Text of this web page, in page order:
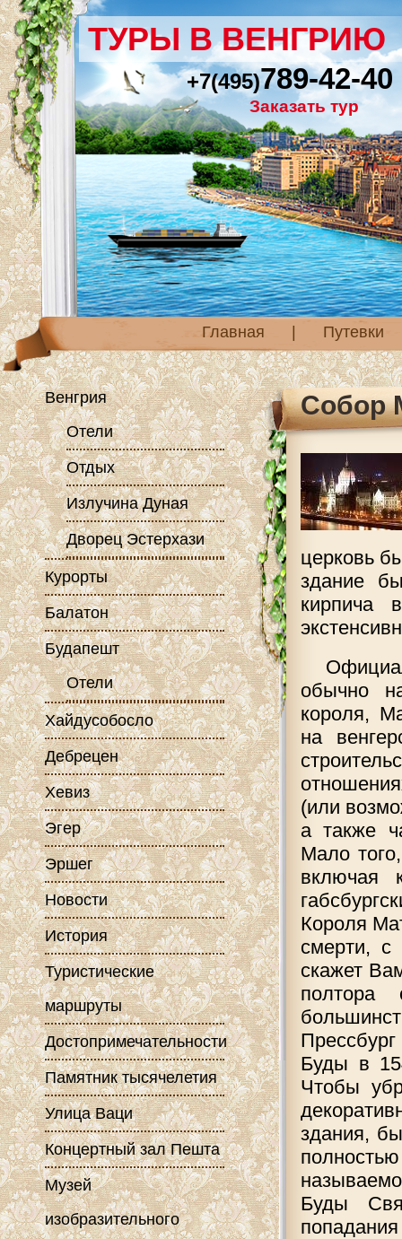
ТУРЫ В ВЕНГРИЮ
+7(495)789-42-40
Заказать тур
Главная Путевки
Cобор
церковь
здание
кирпича
обычно
короля,
на
(или
а также
Мало
включая
Короля
смерти, с
скажет
полтора
Буды в
Чтобы
здания,
Буды
Венгрия
Отели
Отдых
Излучина Дуная
Дворец Эстерхази
Курорты
Балатон
Будапешт
Отели
Хайдусобосло
Дебрецен
Хевиз
Эгер
Эршег
Новости
История
Туристические
маршруты
Достопримечательности
Памятник тысячелетия
Улица Ваци
Концертный зал Пешта
Музей
изобразительного